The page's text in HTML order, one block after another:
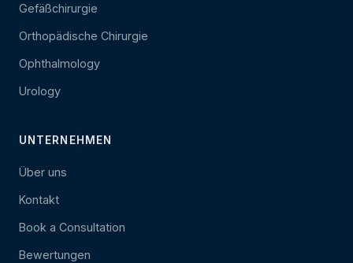
Gefäßchirurgie
Orthopädische Chirurgie
Ophthalmology
Urology
UNTERNEHMEN
Über uns
Kontakt
Book a Consultation
Bewertungen